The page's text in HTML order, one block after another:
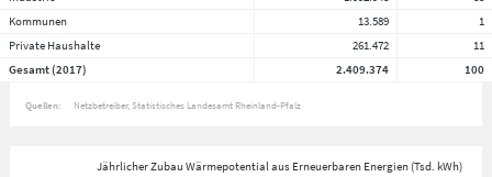
Kommunen
13.589
1
Private Haushalte
261.472
11
Gesamt (2017)
2.409.374 100
Quellen: Netzbetreiber Statistisches Landesamt Rheinland-Pfalz
Jährlicher Zubau Wärmepotential aus Erneuerbaren Energien (Tsd. kWh)